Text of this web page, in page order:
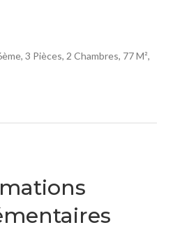
3 Pièces, 2 Chambres, 77 M²,